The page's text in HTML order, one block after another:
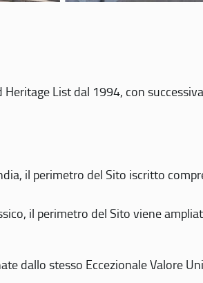
List dal 1994, con
il perimetro del Sito iscritto
il perimetro del Sito viene
dallo stesso Eccezionale Valore